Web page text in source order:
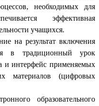
необходимых для
эффективная
учащихся.
включения
в традиционный урок
и интерфейс применяемых
материалов (цифровых
образовательного